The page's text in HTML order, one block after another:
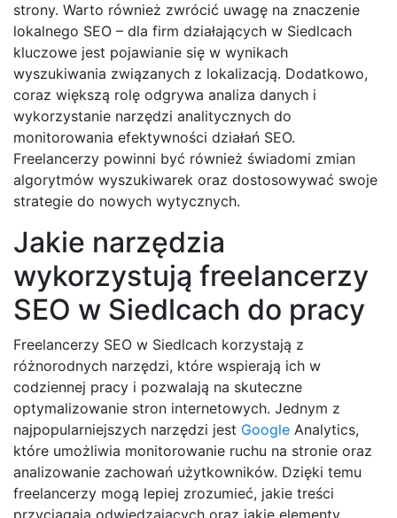
strony. Warto również zwrócić uwagę na znaczenie
lokalnego SEO – dla firm działających w Siedlcach
kluczowe jest pojawianie się w wynikach
wyszukiwania związanych z lokalizacją. Dodatkowo,
coraz większą rolę odgrywa analiza danych i
wykorzystanie narzędzi analitycznych do
monitorowania efektywności działań SEO.
Freelancerzy powinni być również świadomi zmian
algorytmów wyszukiwarek oraz dostosowywać swoje
strategie do nowych wytycznych.
Jakie narzędzia
wykorzystują freelancerzy
SEO w Siedlcach do pracy
Freelancerzy SEO w Siedlcach korzystają z
różnorodnych narzędzi, które wspierają ich w
codziennej pracy i pozwalają na skuteczne
optymalizowanie stron internetowych. Jednym z
najpopularniejszych narzędzi jest Google Analytics,
które umożliwia monitorowanie ruchu na stronie oraz
analizowanie zachowań użytkowników. Dzięki temu
freelancerzy mogą lepiej zrozumieć, jakie treści